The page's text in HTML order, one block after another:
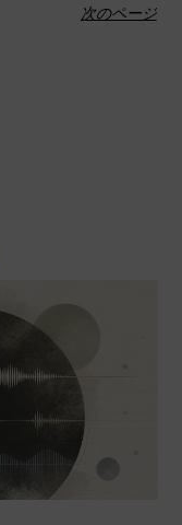
次のページ